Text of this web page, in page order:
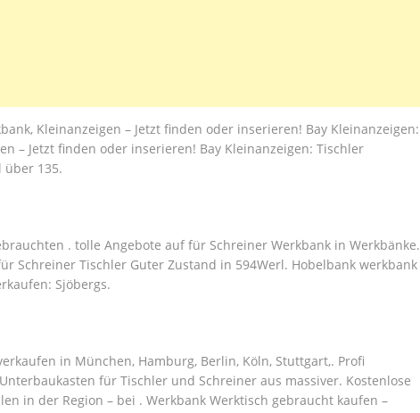
Kleinanzeigen – Jetzt finden oder inserieren! Bay Kleinanzeigen:
– Jetzt finden oder inserieren! Bay Kleinanzeigen: Tischler
über 135.
. tolle Angebote auf für Schreiner Werkbank in Werkbänke.
Schreiner Tischler Guter Zustand in 594Werl. Hobelbank werkbank
Sjöbergs.
in München, Hamburg, Berlin, Köln, Stuttgart,. Profi
für Tischler und Schreiner aus massiver. Kostenlose
in der Region – bei . Werkbank Werktisch gebraucht kaufen –